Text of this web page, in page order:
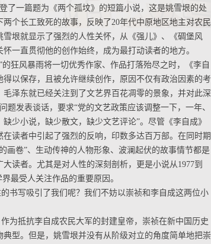
一篇题为《两个孤坟》的短篇小说，这是姚雪垠的处
个长工致死的故事，反映了20年代中原地区地主对农民
垠就显示了强烈的人性关怀，从《强儿》、《碉堡风
一直贯彻他的创作始终，成为最打动读者的地方。
狂风暴雨将一切优秀作家、作品打落殆尽之时，《李自
以保存，且被允许继续创作，原因不仅有政治因素的考
泽东就已经关注到了文艺界百花凋零的景象，并对此深
题发表谈话，要求“党的文艺政策应该调整一下，一年、
少小说，缺少散文，缺少文艺评论”。尽管《李自成》
读者中引起了强烈的反响，印数多达百万部。在同时期
画卷”、生动传神的人物形象、波澜起伏的故事情节都是
读者。尤其是对人性的深刻剖析，更是小说从1977到
最受人关注作品的重要原因。
写吸引了我们呢？我们不妨以崇祯和李自成这两位小
抵抗李自成农民大军的封建皇帝，崇祯在新中国历史
型。但是，姚雪垠并没有从阶级对立的角度简单地把崇